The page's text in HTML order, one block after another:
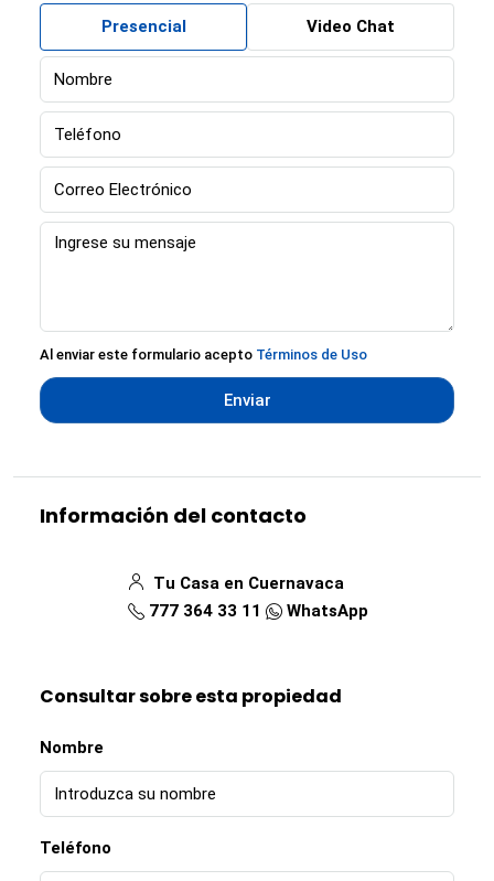
Presencial Video Chat
Al enviar este formulario acepto Términos de Uso
Enviar
Información del contacto
Tu Casa en Cuernavaca
777 364 33 11
WhatsApp
Consultar sobre esta propiedad
Nombre
Teléfono